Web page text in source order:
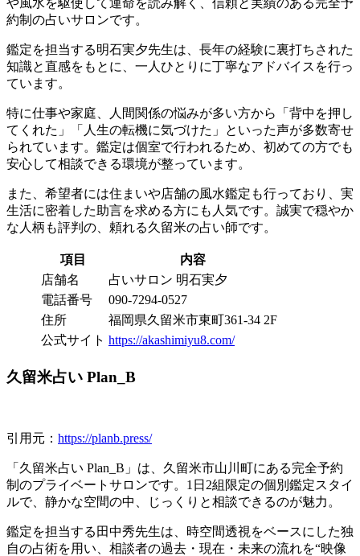
や風水を駆使して運命を読み解く、信頼と実績のある完全予
約制の占いサロンです。
鑑定を担当する明石実夕先生は、長年の経験に裏打ちされた
知識と直感をもとに、一人ひとりに丁寧なアドバイスを行っ
ています。
特に仕事や家庭、人間関係の悩みが多い方から「背中を押し
てくれた」「人生の転機に気づけた」といった声が多数寄せ
られています。鑑定は個室で行われるため、初めての方でも
安心して相談できる環境が整っています。
また、希望者には住まいや店舗の風水鑑定も行っており、実
生活に密着した助言を求める方にも人気です。誠実で穏やか
な人柄も評判の、頼れる久留米の占い師です。
項目
内容
店舗名
占いサロン 明石実夕
電話番号
090-7294-0527
住所
福岡県久留米市東町361-34 2F
公式サイト https://akashimiyu8.com/
久留米占い Plan_B
引用元： https://planb.press/
「久留米占い Plan_B」は、久留米市山川町にある完全予約
制のプライベートサロンです。1日2組限定の個別鑑定スタイ
ルで、静かな空間の中、じっくりと相談できるのが魅力。
鑑定を担当する田中秀先生は、時空間透視をベースにした独
自の占術を用い、相談者の過去・現在・未来の流れを“映像